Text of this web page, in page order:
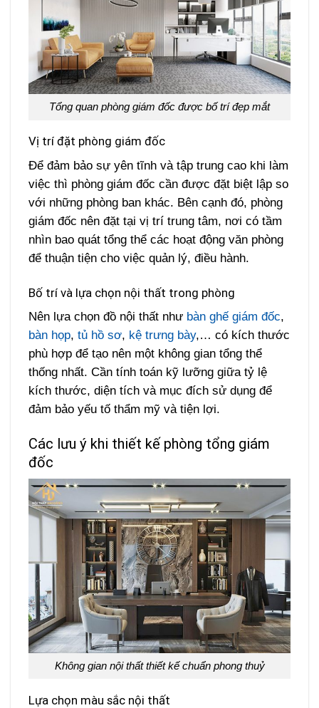
Tổng quan phòng giám đốc được bố trí đẹp mắt
Vị trí đặt phòng giám đốc
Để đảm bảo sự yên tĩnh và tập trung cao khi làm
việc thì phòng giám đốc cần được đặt biệt lập so
với những phòng ban khác. Bên cạnh đó, phòng
giám đốc nên đặt tại vị trí trung tâm, nơi có tầm
nhìn bao quát tổng thể các hoạt động văn phòng
để thuận tiện cho việc quản lý, điều hành.
Bố trí và lựa chọn nội thất trong phòng
Nên lựa chọn đồ nội thất như bàn ghế giám đốc,
bàn họp,tủ hồ sơ, kệ trưng bày,… có kích thước
phù hợp để tạo nên một không gian tổng thể
thống nhất. Cần tính toán kỹ lưỡng giữa tỷ lệ
kích thước, diện tích và mục đích sử dụng để
đảm bảo yếu tố thẩm mỹ và tiện lợi.
Các lưu ý khi thiết kế phòng tổng giám
đốc
Không gian nội thất thiết kế chuẩn phong thuỷ
Lựa chọn màu sắc nội thất